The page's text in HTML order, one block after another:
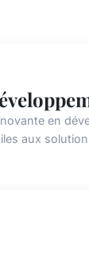
en
aux